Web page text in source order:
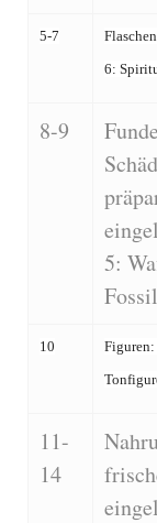
5-7
6:
8-9
5:
10
11-
14